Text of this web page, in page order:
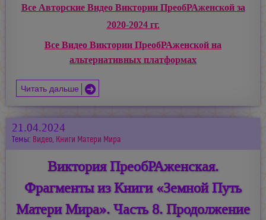
Все Авторские Видео Виктории ПреобРАженской за
2020-2024 гг.
Все Видео Виктории ПреобРАженской на
альтернативных платформах
Читать дальше
21.04.2024
Темы: Видео, Книги Матери Мира
Виктория ПреобРАженская.
Фрагменты из Книги «Земной Путь
Матери Мира». Часть 8. Продолжение